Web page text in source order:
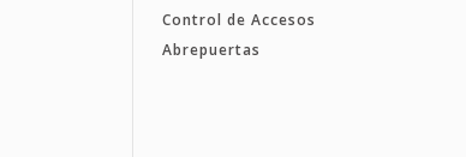
Control de Accesos
Abrepuertas